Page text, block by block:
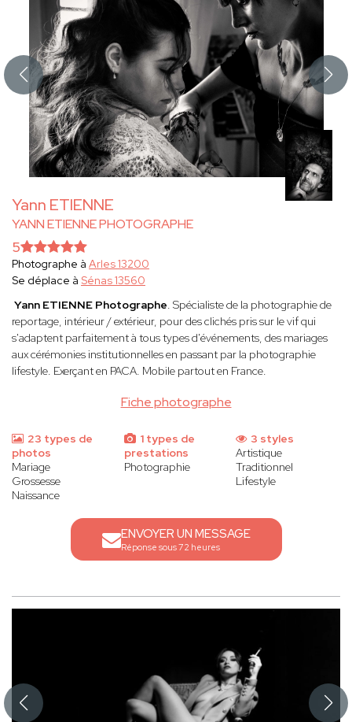
Yann ETIENNE
YANN ETIENNE PHOTOGRAPHE
Fiche photographe
5
Photographe à Arles 13200
Se déplace à Sénas 13560
Yann ETIENNE Photographe. Spécialiste de la photographie de
reportage, intérieur / extérieur, pour des clichés pris sur le vif qui
s'adaptent parfaitement à tous types d'événements, des mariages
aux cérémonies institutionnelles en passant par la photographie
lifestyle. Exerçant en PACA. Mobile partout en France.
23 types de
photos
Mariage
Grossesse
Naissance
1 types de
prestations
Photographie
3 styles
Artistique
Traditionnel
Lifestyle
ENVOYER UN MESSAGE
Réponse sous 72 heures